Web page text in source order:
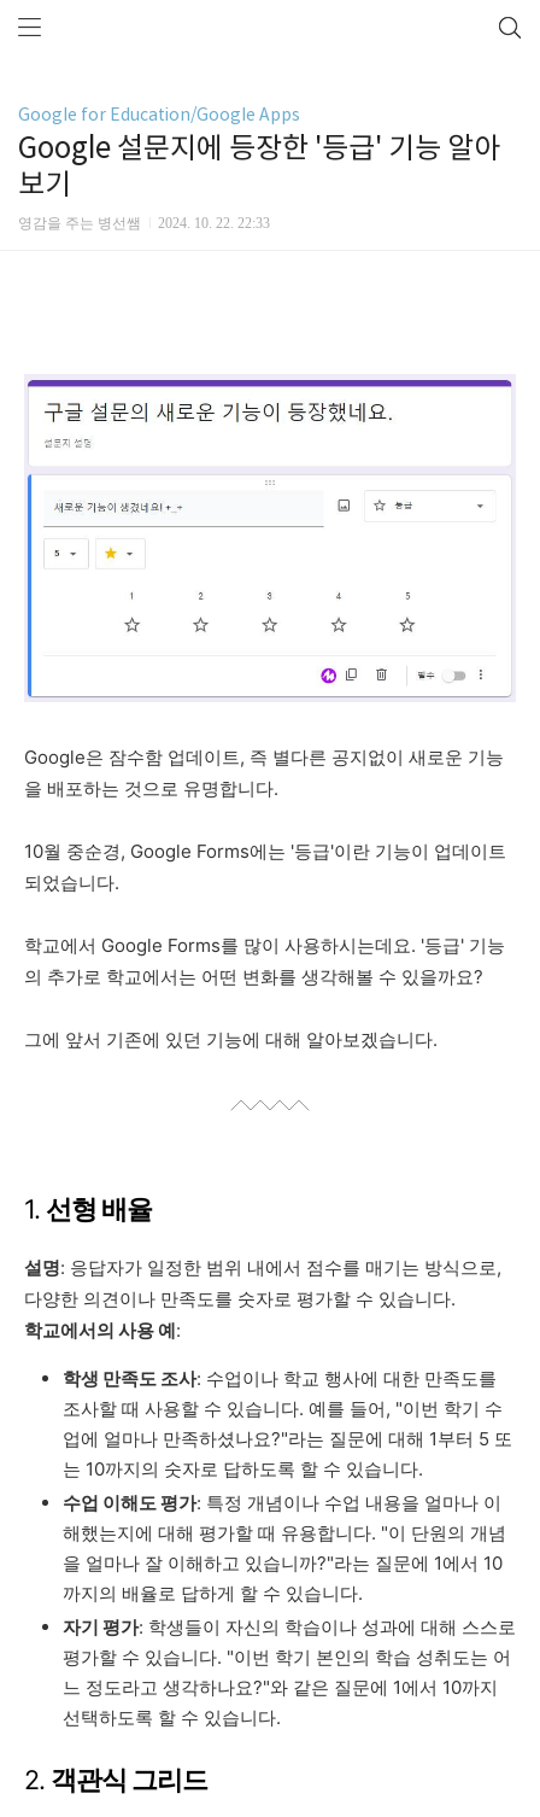
Google for Education/Google Apps
Google 설문지에 등장한 '등급' 기능 알아
보기
영감을 주는 병선쌤 2024. 10. 22. 22:33
Google은 잠수함 업데이트, 즉 별다른 공지없이 새로운 기능
을 배포하는 것으로 유명합니다.
10월 중순경, Google Forms에는 '등급'이란 기능이 업데이트
되었습니다.
학교에서 Google Forms를 많이 사용하시는데요. '등급' 기능
의 추가로 학교에서는 어떤 변화를 생각해볼 수 있을까요?
그에 앞서 기존에 있던 기능에 대해 알아보겠습니다.
1. 선형 배율
설명: 응답자가 일정한 범위 내에서 점수를 매기는 방식으로,
다양한 의견이나 만족도를 숫자로 평가할 수 있습니다.
학교에서의 사용 예:
학생 만족도 조사: 수업이나 학교 행사에 대한 만족도를
조사할 때 사용할 수 있습니다. 예를 들어, "이번 학기 수
업에 얼마나 만족하셨나요?"라는 질문에 대해 1부터 5 또
는 10까지의 숫자로 답하도록 할 수 있습니다.
수업 이해도 평가: 특정 개념이나 수업 내용을 얼마나 이
해했는지에 대해 평가할 때 유용합니다. "이 단원의 개념
을 얼마나 잘 이해하고 있습니까?"라는 질문에 1에서 10
까지의 배율로 답하게 할 수 있습니다.
자기 평가: 학생들이 자신의 학습이나 성과에 대해 스스로
평가할 수 있습니다. "이번 학기 본인의 학습 성취도는 어
느 정도라고 생각하나요?"와 같은 질문에 1에서 10까지
선택하도록 할 수 있습니다.
2. 객관식 그리드